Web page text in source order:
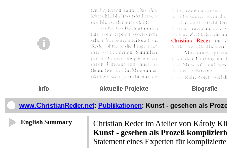
www.ChristianReder.net: Publikationen: Kunst - gesehen als
English Summary
Christian Reder im Atelier von Károly
Kunst - gesehen als Prozeß
Statement eines Experten für